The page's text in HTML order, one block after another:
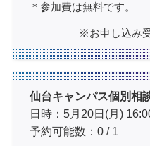
＊参加費は無料です。
※お申し込み
仙台キャンパス個別
日時：5月20日(月)
予約可能数：0 / 1